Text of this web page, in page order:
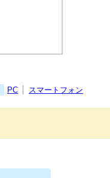
PC スマートフォン